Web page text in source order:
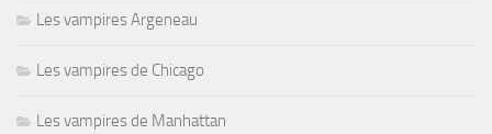
Les vampires Argeneau
Les vampires de Chicago
Les vampires de Manhattan